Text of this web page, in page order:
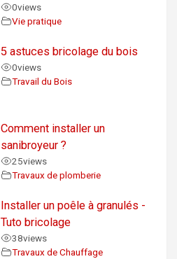
0views
Vie pratique
5 astuces bricolage du bois
0views
Travail du Bois
Comment installer un
sanibroyeur ?
25views
Travaux de plomberie
Installer un poêle à granulés -
Tuto bricolage
38views
Travaux de Chauffage